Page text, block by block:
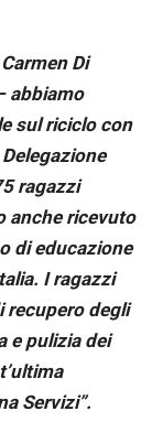
Di
abbiamo
sul riciclo con
ragazzi
anche ricevuto
di educazione
I ragazzi
recupero degli
e pulizia dei
Servizi”.